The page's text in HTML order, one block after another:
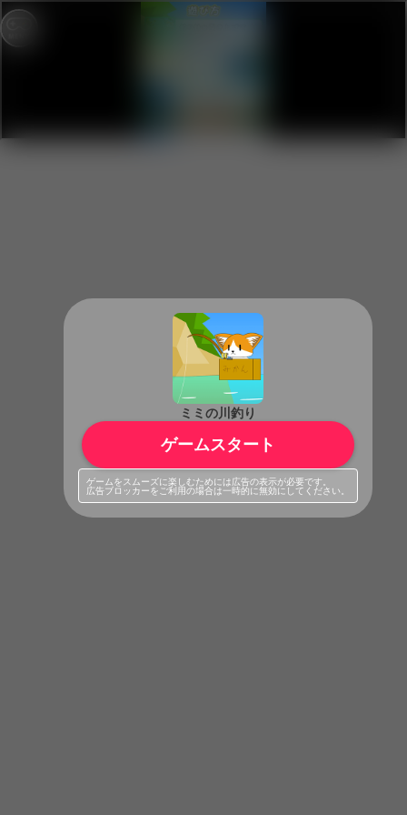
ミミの川釣り
ゲームスタート
ゲームをスムーズに楽しむためには広告の表示が必要です。
広告ブロッカーをご利用の場合は一時的に無効にしてください。